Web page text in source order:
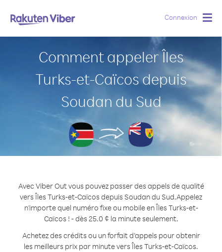
Connexion
Comment appeler Îles
Turks-et-Caïcos depuis
Soudan du Sud
Avec Viber Out vous pouvez passer des appels de qualité
vers Îles Turks-et-Caïcos depuis Soudan du Sud.Appelez
n'importe quel numéro fixe ou mobile en Îles Turks-et-
Caïcos ! - dès 25.0 ¢ la minute seulement.
Achetez des crédits ou un forfait d’appels pour obtenir
les meilleurs prix par minute vers Îles Turks-et-Caïcos.